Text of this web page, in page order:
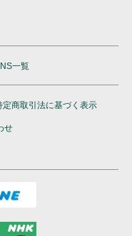
一覧
定商取引法に基づく表示
せ